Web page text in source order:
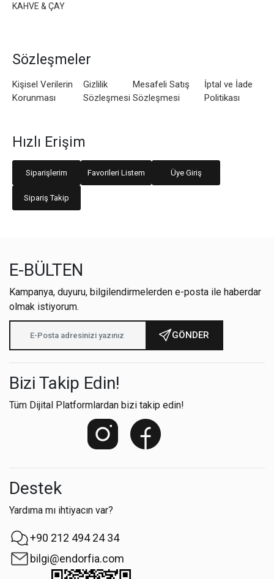
KAHVE & ÇAY
Sözleşmeler
Kişisel Verilerin
Korunması
Gizlilik
Sözleşmesi
Mesafeli Satış
Sözleşmesi
İptal ve İade
Politikası
Hızlı Erişim
Siparişlerim Favorileri Listem Üye Giriş
Sipariş Takip
E-BÜLTEN
Kampanya, duyuru, bilgilendirmelerden e-posta ile haberdar
olmak istiyorum.
GÖNDER
Bizi Takip Edin!
Tüm Dijital Platformlardan bizi takip edin!
Destek
Yardıma mı ihtiyacın var?
+90 212 494 24 34
bilgi@endorfia.com